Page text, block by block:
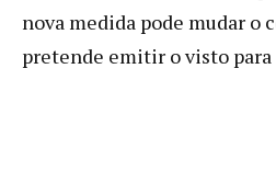
nova medida pode mudar o
pretende emitir o visto para